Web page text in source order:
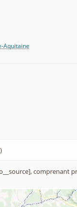
Aquitaine
comprenant